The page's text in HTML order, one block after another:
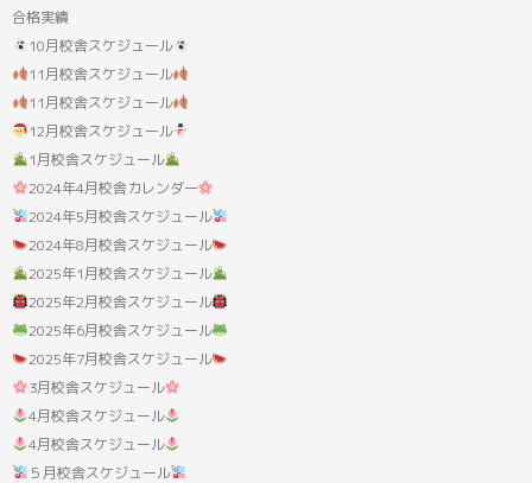
合格実績
10月校舎スケジュール
11月校舎スケジュール
11月校舎スケジュール
12月校舎スケジュール
1月校舎スケジュール
2024年4月校舎カレンダー
2024年5月校舎スケジュール
2024年8月校舎スケジュール
2025年1月校舎スケジュール
2025年2月校舎スケジュール
2025年6月校舎スケジュール
2025年7月校舎スケジュール
3月校舎スケジュール
4月校舎スケジュール
4月校舎スケジュール
５月校舎スケジュール